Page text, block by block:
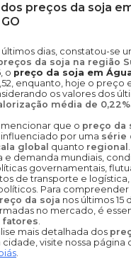
preços da soja
GO
dias, constatou-se
da soja na região
o preço da soja em
enquanto, hoje o preço
os valores dos
média de
que o preço da
por uma série
global quanto regional
e demanda mundiais,
governamentais,
de transporte e
Para compreender
da soja nos últimos 15
no mercado, é
fatores.
mais detalhada dos
cidade, visite nossa página
.